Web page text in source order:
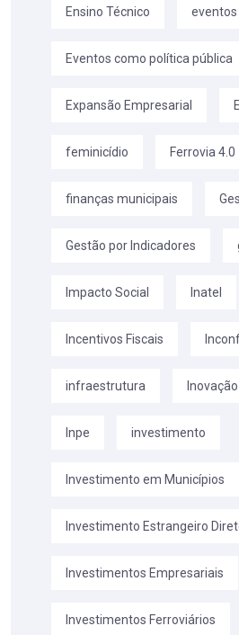
Ensino Técnico
Eventos como política pública
Expansão Empresarial
feminicídio Ferrovia 4.0
finanças municipais
Gestão por Indicadores
Impacto Social Inatel
Incentivos Fiscais
infraestrutura
Inpe investimento
Investimento em Municípios
Investimento Estrangeiro
Investimentos Empresariais
Investimentos Ferroviários